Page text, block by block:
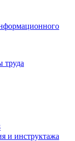
труда
и инструктажа